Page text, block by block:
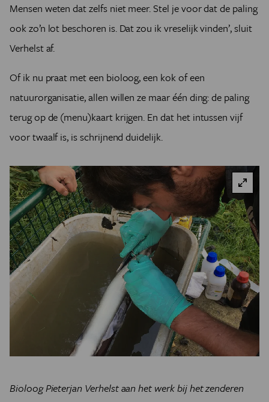
Mensen weten dat zelfs niet meer. Stel je voor dat de paling
ook zo’n lot beschoren is. Dat zou ik vreselijk vinden’, sluit
Verhelst af.
Of ik nu praat met een bioloog, een kok of een
natuurorganisatie, allen willen ze maar één ding: de paling
terug op de (menu)kaart krijgen. En dat het intussen vijf
voor twaalf is, is schrijnend duidelijk.
Bioloog Pieterjan Verhelst aan het werk bij het zenderen